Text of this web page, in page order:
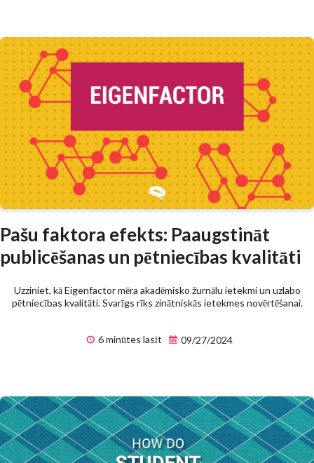
Pašu faktora efekts: Paaugstināt
publicēšanas un pētniecības kvalitāti
Uzziniet, kā Eigenfactor mēra akadēmisko žurnālu ietekmi un uzlabo
pētniecības kvalitāti. Svarīgs rīks zinātniskās ietekmes novērtēšanai.
6 minūtes lasīt 09/27/2024